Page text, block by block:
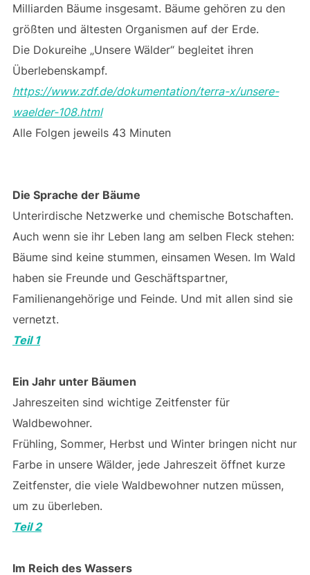
Milliarden Bäume insgesamt. Bäume gehören zu den
größten und ältesten Organismen auf der Erde.
Die Dokureihe „Unsere Wälder“ begleitet ihren
Überlebenskampf.
https://www.zdf.de/dokumentation/terra-x/unsere-
waelder-108.html
Alle Folgen jeweils 43 Minuten
Die Sprache der Bäume
Unterirdische Netzwerke und chemische Botschaften.
Auch wenn sie ihr Leben lang am selben Fleck stehen:
Bäume sind keine stummen, einsamen Wesen. Im Wald
haben sie Freunde und Geschäftspartner,
Familienangehörige und Feinde. Und mit allen sind sie
vernetzt.
Teil 1
Ein Jahr unter Bäumen
Jahreszeiten sind wichtige Zeitfenster für
Waldbewohner.
Frühling, Sommer, Herbst und Winter bringen nicht nur
Farbe in unsere Wälder, jede Jahreszeit öffnet kurze
Zeitfenster, die viele Waldbewohner nutzen müssen,
um zu überleben.
Teil 2
Im Reich des Wassers